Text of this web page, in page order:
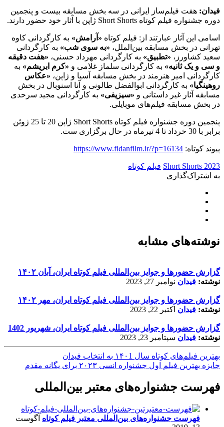
فیدان: هفت فیلم‌ساز ایرانی در سه بخش مسابقه بیست و پنجمین
دوره جشنواره فیلم کوتاه Short Shorts ژاپن با آثار خود حضور دارند.
اسامی این آثار عبارتند از: فیلم کوتاه «آرامش» به کارگردانی کاوه
تهرانی در بخش مسابقه بین‌الملل، «به سوی شب» به کارگردانی
سعید کشاورز، «تطبیق» به کارگردانی مهرداد حسنی، «هفت دقیقه
و سی و یک ثانیه» به کارگردانی سلماز غلامی و «کرم ابریشم» به
کارگردانی امیر هنرمند در بخش مسابقه آسیا و ژاپن، «عکاس
روهینگیا» به کارگردانی ابوالفضل طالونی و آنا اسنوبال در بخش
مسابقه آثار غیر داستانی و «سیزیفی» به کارگردانی مجید سرحدی
در بخش مسابقه فیلم‌های موبایلی.
پنجمین دوره جشنواره فیلم کوتاه Short Shorts ژاپن 20 تا 25 ژوئن
برابر با 30 خرداد تا 4 تیرماه در حال برگزاری ست.
پیوند کوتاه: https://www.fidanfilm.ir/?p=16134
Short Shorts 2023 فیلم کوتاه
به اشتراک‌گذاری
نوشته‌های مشابه
گزارش حضورها و جوایز بین‌المللی فیلم کوتاه ایران، آبان ۱۴۰۲
نوشته: فیدان نوامبر 27, 2023
گزارش حضورها و جوایز بین‌المللی فیلم کوتاه ایران، مهر ۱۴۰۲
نوشته: فیدان اکتبر 22, 2023
گزارش حضورها و جوایز بین‌المللی فیلم کوتاه ایران، شهریور 1402
نوشته: فیدان سپتامبر 23, 2023
بهترین فیلم‌های کوتاه سال ۱۴۰1 به انتخاب فیدان
جایزه بهترین فیلم اول جشنواره انسی ۲۰۲۳ برای یگانه مقدم
فهرست جشنواره‌های معتبر بین‌المللی
فهرست جشنواره‌های بین‌المللی معتبر فیلم کوتاه آگوست